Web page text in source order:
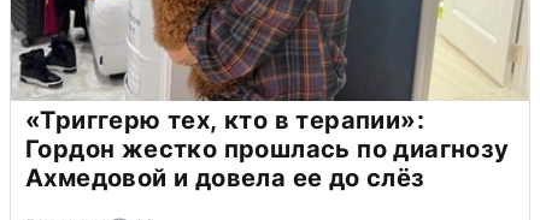
«Триггерю тех, кто в терапии»:
Гордон жестко прошлась по диагнозу
Ахмедовой и довела ее до слёз